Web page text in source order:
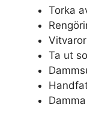
Torka
Vitvaror
Ta ut